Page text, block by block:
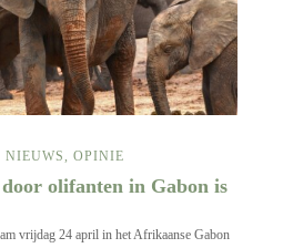
NIEUWS OPINIE
olifanten in Gabon is
vrijdag 24 april in het Afrikaanse Gabon